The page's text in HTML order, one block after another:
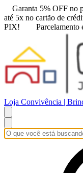
Garanta 5% OFF no
até 5x no cartão de
PIX!
Parcelamento
Loja Convivência |